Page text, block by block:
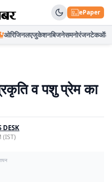
ePaper
ओरिजिनलएजुकेशनबिजनेसमनोरंजनटेकऑटो
व पशु प्रेम का
DESK
(IST)